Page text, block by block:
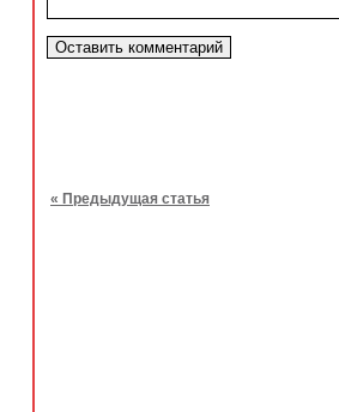
« Предыдущая статья